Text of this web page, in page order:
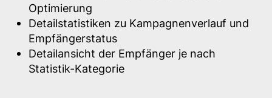
Optimierung
Detailstatistiken zu Kampagnenverlauf und
Empfängerstatus
Detailansicht der Empfänger je nach
Statistik-Kategorie